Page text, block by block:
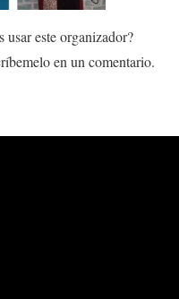
usar este organizador?
en un comentario.